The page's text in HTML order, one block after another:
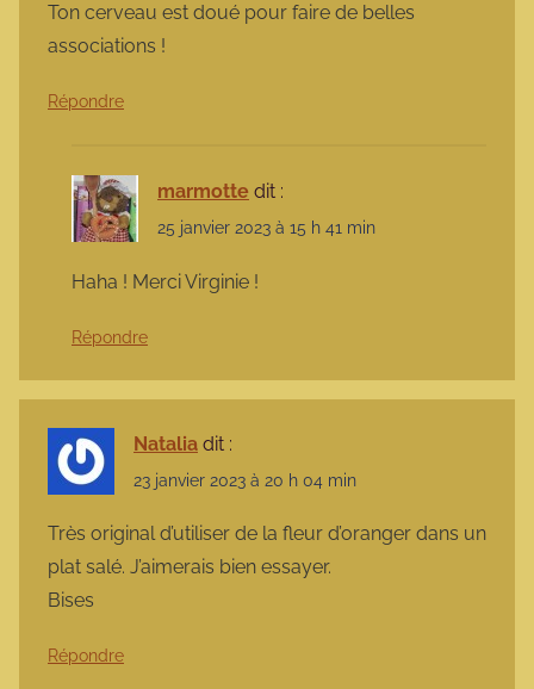
Ton cerveau est doué pour faire de belles
associations !
Répondre
marmotte dit :
25 janvier 2023 à 15 h 41 min
Haha ! Merci Virginie !
Répondre
Natalia dit :
23 janvier 2023 à 20 h 04 min
Très original d’utiliser de la fleur d’oranger dans un
plat salé. J’aimerais bien essayer.
Bises
Répondre